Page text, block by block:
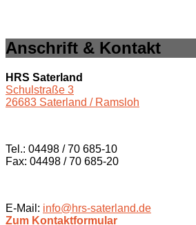
Anschrift & Kontakt
HRS Saterland
Schulstraße 3
26683 Saterland / Ramsloh
Tel.: 04498 / 70 685-10
Fax: 04498 / 70 685-20
E-Mail: info@hrs-saterland.de
Zum Kontaktformular